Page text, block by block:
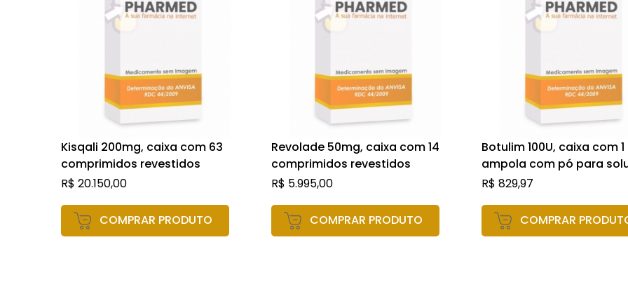
Kisqali 200mg, caixa com 63
comprimidos revestidos
R$ 20.150,00
COMPRAR PRODUTO
Revolade 50mg, caixa com 14
comprimidos revestidos
R$ 5.995,00
COMPRAR PRODUTO
Botulim 100U, caixa com
ampola com pó para
uso intramuscular ou
R$ 829,97
COMPRAR